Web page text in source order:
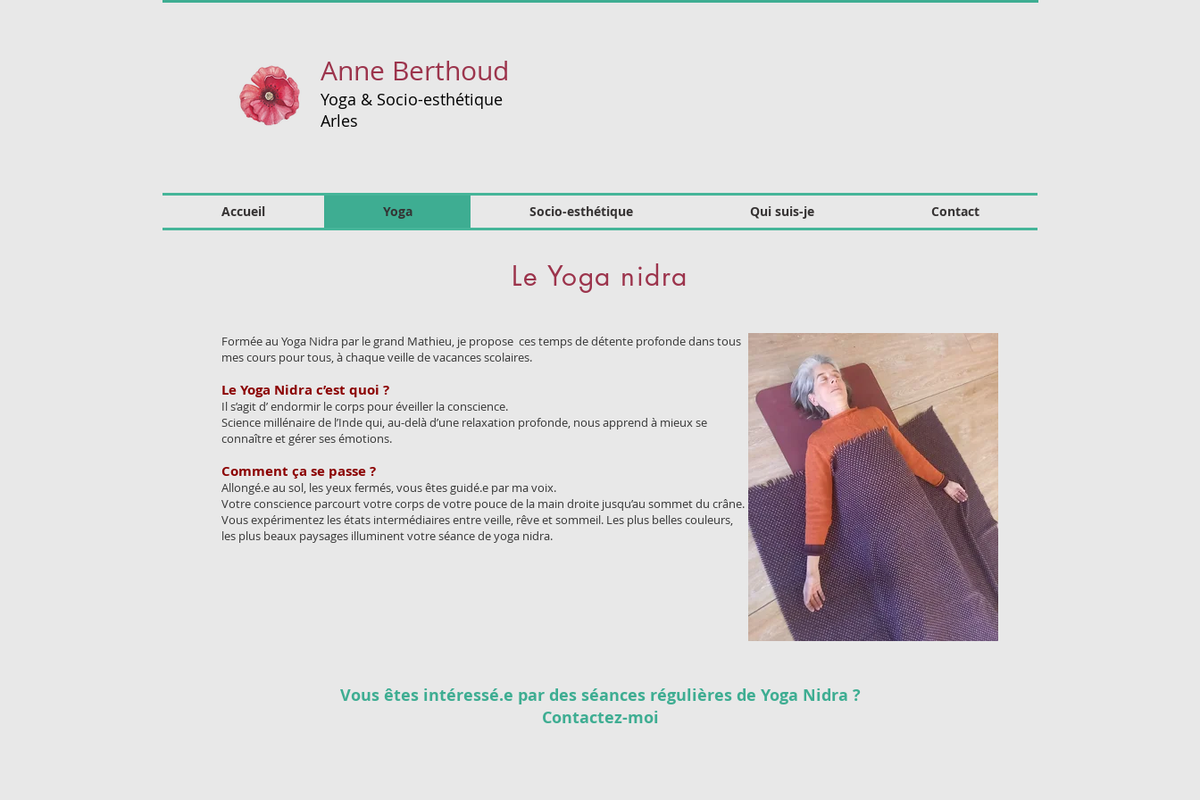
Anne Berthoud
Yoga & Socio-esthétique
Arles
Accueil Yoga Socio-esthétique Qui suis-je Contact
Le Yoga nidra
Formée au Yoga Nidra par le grand Mathieu, je propose ces temps de détente profonde dans tous
mes cours pour tous, à chaque veille de vacances scolaires.
Le Yoga Nidra c’est quoi ?
Il s’agit d’ endormir le corps pour éveiller la conscience.
Science millénaire de l’Inde qui, au-delà d’une relaxation profonde, nous apprend à mieux se
connaître et gérer ses émotions.
Comment ça se passe ?
Allongé.e au sol, les yeux fermés, vous êtes guidé.e par ma voix.
Votre conscience parcourt votre corps de votre pouce de la main droite jusqu’au sommet du crâne.
Vous expérimentez les états intermédiaires entre veille, rêve et sommeil. Les plus belles couleurs,
les plus beaux paysages illuminent votre séance de yoga nidra.
Vous êtes intéressé.e par des séances régulières de Yoga Nidra ?
Contactez-moi